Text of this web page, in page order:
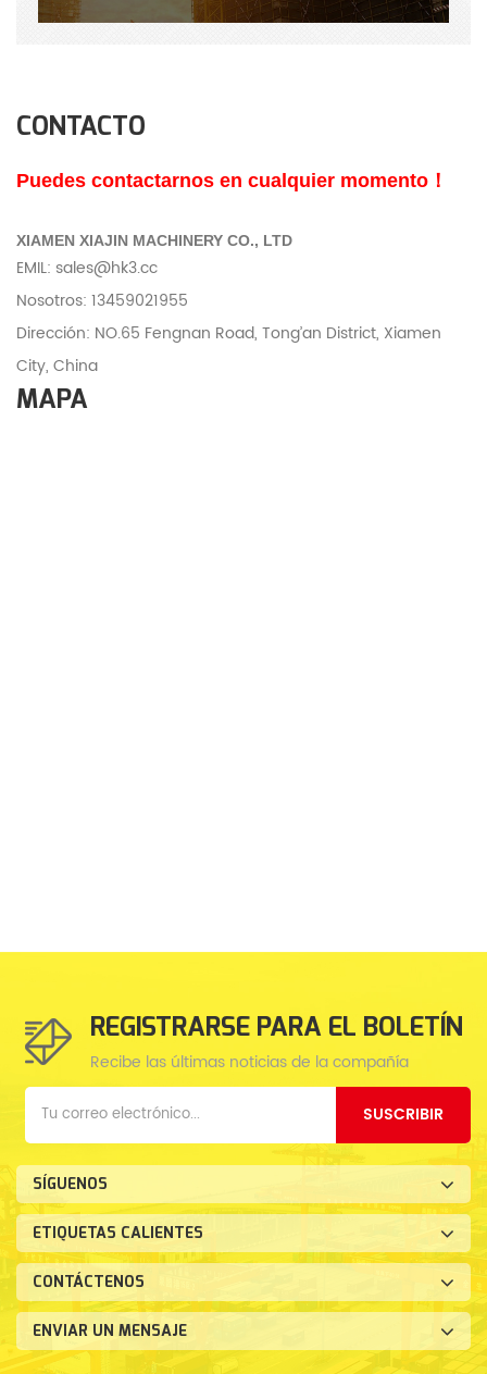
CONTACTO
Puedes contactarnos en cualquier momento！
XIAMEN XIAJIN MACHINERY CO., LTD
EMIL: sales@hk3.cc
Nosotros: 13459021955
Dirección: NO.65 Fengnan Road, Tong’an District, Xiamen
City, China
MAPA
REGISTRARSE PARA EL BOLETÍN
Recibe las últimas noticias de la compañía
SUSCRIBIR
SÍGUENOS
ETIQUETAS CALIENTES
CONTÁCTENOS
ENVIAR UN MENSAJE